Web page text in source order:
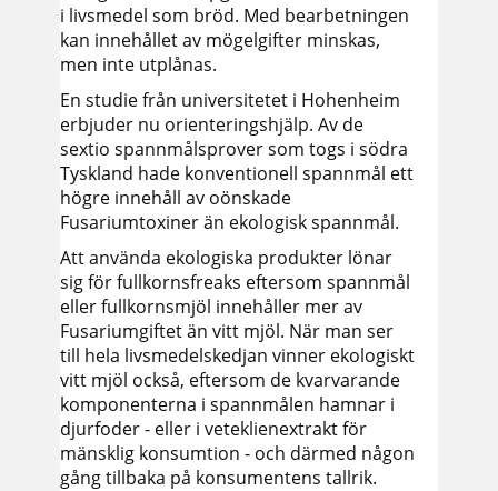
i livsmedel som bröd. Med bearbetningen
kan innehållet av mögelgifter minskas,
men inte utplånas.
En studie från universitetet i Hohenheim
erbjuder nu orienteringshjälp. Av de
sextio spannmålsprover som togs i södra
Tyskland hade konventionell spannmål ett
högre innehåll av oönskade
Fusariumtoxiner än ekologisk spannmål.
Att använda ekologiska produkter lönar
sig för fullkornsfreaks eftersom spannmål
eller fullkornsmjöl innehåller mer av
Fusariumgiftet än vitt mjöl. När man ser
till hela livsmedelskedjan vinner ekologiskt
vitt mjöl också, eftersom de kvarvarande
komponenterna i spannmålen hamnar i
djurfoder - eller i veteklienextrakt för
mänsklig konsumtion - och därmed någon
gång tillbaka på konsumentens tallrik.